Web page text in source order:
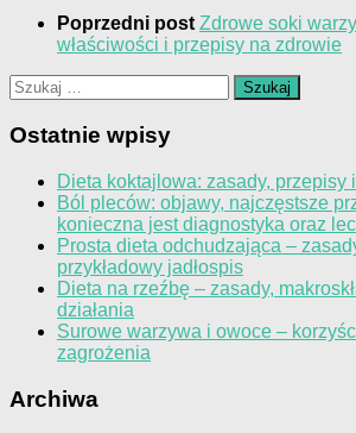
Poprzedni post Zdrowe soki
właściwości i przepisy na zdrowie
Szukaj:
Ostatnie wpisy
Dieta koktajlowa: zasady, przepisy
Ból pleców: objawy, najczęstsze
konieczna jest diagnostyka oraz
Prosta dieta odchudzająca –
przykładowy jadłospis
Dieta na rzeźbę – zasady,
działania
Surowe warzywa i owoce –
zagrożenia
Archiwa